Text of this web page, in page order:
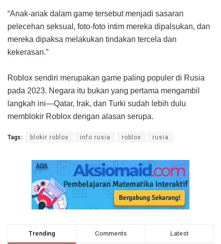
“Anak-anak dalam game tersebut menjadi sasaran
pelecehan seksual, foto-foto intim mereka dipalsukan, dan
mereka dipaksa melakukan tindakan tercela dan
kekerasan.”⁠
Roblox sendiri merupakan game paling populer di Rusia
pada 2023. Negara itu bukan yang pertama mengambil
langkah ini—Qatar, Irak, dan Turki sudah lebih dulu
memblokir Roblox dengan alasan serupa.⁠
Tags: blokir roblox info rusia roblox rusia
Trending Comments Latest